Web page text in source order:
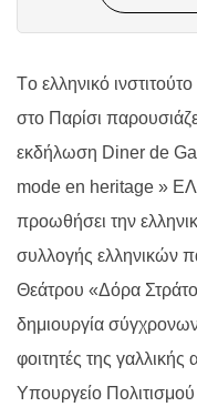
Τo ελληνικό
στο Παρίσι
εκδήλωση Diner de
mode en heritage »
προωθήσει την
συλλογής ελληνικών
Θεάτρου «Δόρα
δημιουργία
φοιτητές της
Υπουργείο